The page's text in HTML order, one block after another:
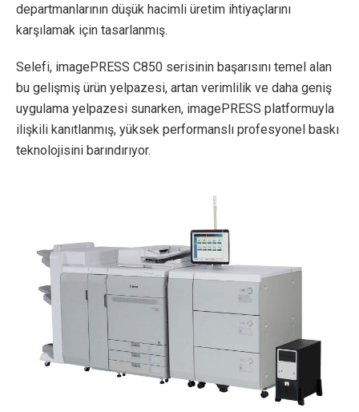
departmanlarının düşük hacimli üretim ihtiyaçlarını
karşılamak için tasarlanmış.
Selefi, imagePRESS C850 serisinin başarısını temel alan
bu gelişmiş ürün yelpazesi, artan verimlilik ve daha geniş
uygulama yelpazesi sunarken, imagePRESS platformuyla
ilişkili kanıtlanmış, yüksek performanslı profesyonel baskı
teknolojisini barındırıyor.